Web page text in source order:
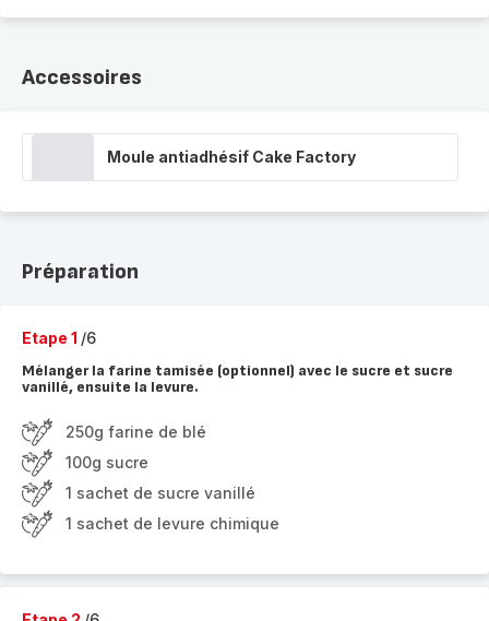
Accessoires
Moule antiadhésif Cake Factory
Préparation
Etape 1 /6
Mélanger la farine tamisée (optionnel) avec le sucre et sucre
vanillé, ensuite la levure.
250g farine de blé
100g sucre
1 sachet de sucre vanillé
1 sachet de levure chimique